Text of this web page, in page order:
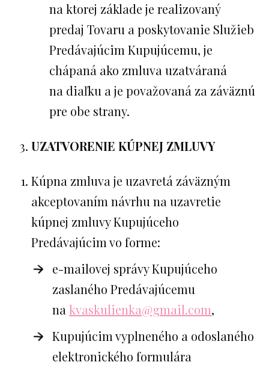
na ktorej základe je realizovaný
predaj Tovaru a poskytovanie Služieb
Predávajúcim Kupujúcemu, je
chápaná ako zmluva uzatváraná
na diaľku a je považovaná za záväznú
pre obe strany.
UZATVORENIE KÚPNEJ ZMLUVY
Kúpna zmluva je uzavretá záväzným
akceptovaním návrhu na uzavretie
kúpnej zmluvy Kupujúceho
Predávajúcim vo forme:
e-mailovej správy Kupujúceho
zaslaného Predávajúcemu
nakvaskulienka@gmail.com,
Kupujúcim vyplneného a odoslaného
elektronického formulára